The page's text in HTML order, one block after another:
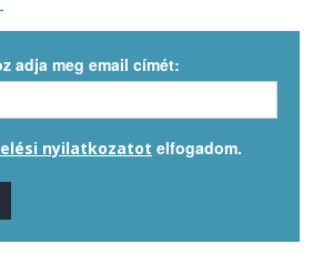
adja meg email címét:
nyilatkozatot elfogadom.